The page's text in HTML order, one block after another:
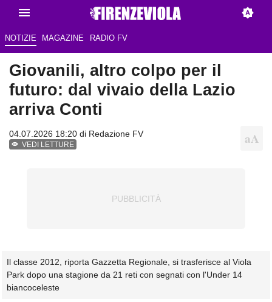
NOTIZIE MAGAZINE RADIO FV
Giovanili, altro colpo per il
futuro: dal vivaio della Lazio
arriva Conti
04.07.2026 18:20 di Redazione FV
VEDI LETTURE
Il classe 2012, riporta Gazzetta Regionale, si trasferisce al Viola
Park dopo una stagione da 21 reti con segnati con l'Under 14
biancoceleste